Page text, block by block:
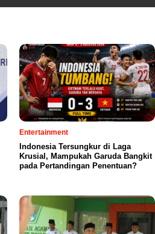
Entertainment
Indonesia Tersungkur di Laga
Krusial, Mampukah Garuda Bangkit
pada Pertandingan Penentuan?